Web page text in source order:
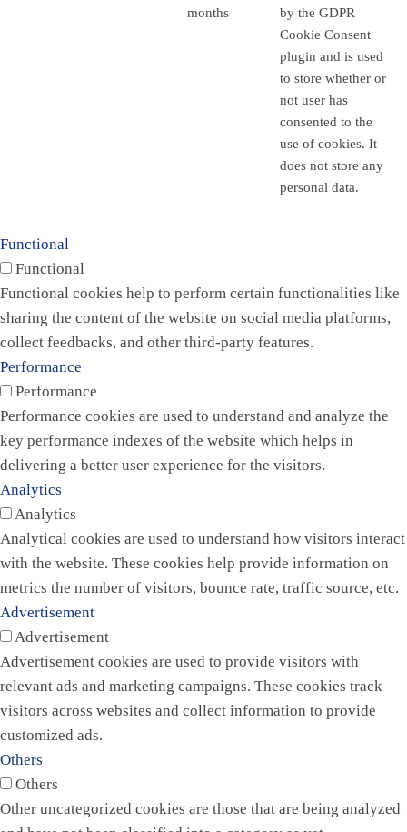
months
by the GDPR
Cookie Consent
plugin and is used
to store whether or
not user has
consented to the
use of cookies. It
does not store any
personal data.
Functional
Functional
Functional cookies help to perform certain functionalities like
sharing the content of the website on social media platforms,
collect feedbacks, and other third-party features.
Performance
Performance
Performance cookies are used to understand and analyze the
key performance indexes of the website which helps in
delivering a better user experience for the visitors.
Analytics
Analytics
Analytical cookies are used to understand how visitors interact
with the website. These cookies help provide information on
metrics the number of visitors, bounce rate, traffic source, etc.
Advertisement
Advertisement
Advertisement cookies are used to provide visitors with
relevant ads and marketing campaigns. These cookies track
visitors across websites and collect information to provide
customized ads.
Others
Others
Other uncategorized cookies are those that are being analyzed